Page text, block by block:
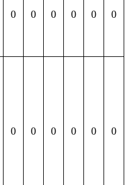
0 0 0 0 0 0
0 0 0 0 0 0